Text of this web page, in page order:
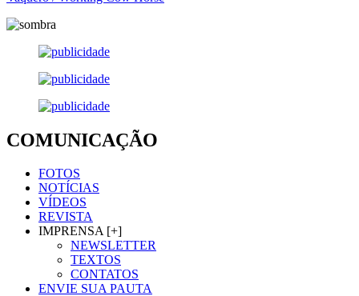
COMUNICAÇÃO
FOTOS
NOTÍCIAS
VÍDEOS
REVISTA
IMPRENSA [+]
NEWSLETTER
TEXTOS
CONTATOS
ENVIE SUA PAUTA